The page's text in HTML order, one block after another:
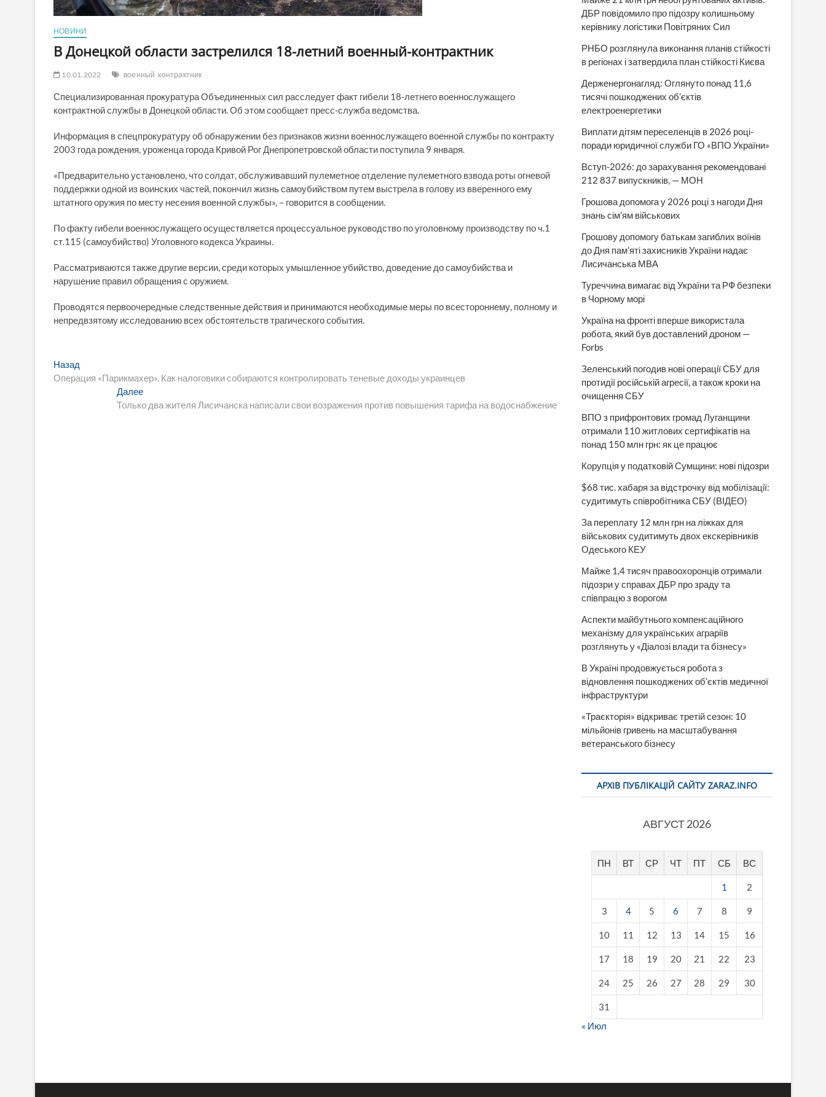
НОВИНИ
В Донецкой области застрелился 18-летний военный-контрактник
10.01.2022 военный контрактник
Специализированная прокуратура Объединенных сил расследует факт гибели 18-летнего военнослужащего
контрактной службы в Донецкой области. Об этом сообщает пресс-служба ведомства.
Информация в спецпрокуратуру об обнаружении без признаков жизни военнослужащего военной службы по контракту
2003 года рождения, уроженца города Кривой Рог Днепропетровской области поступила 9 января.
«Предварительно установлено, что солдат, обслуживавший пулеметное отделение пулеметного взвода роты огневой
поддержки одной из воинских частей, покончил жизнь самоубийством путем выстрела в голову из вверенного ему
штатного оружия по месту несения военной службы», – говорится в сообщении.
По факту гибели военнослужащего осуществляется процессуальное руководство по уголовному производству по ч.1
ст.115 (самоубийство) Уголовного кодекса Украины.
Рассматриваются также другие версии, среди которых умышленное убийство, доведение до самоубийства и
нарушение правил обращения с оружием.
Проводятся первоочередные следственные действия и принимаются необходимые меры по всестороннему, полному и
непредвзятому исследованию всех обстоятельств трагического события.
Навигация
по
записям
Назад
запись:
Операция «Парикмахер». Как налоговики собираются контролировать теневые доходы украинцев
ДалееСледующая
запись:
Только два жителя Лисичанска написали свои возражения против повышения тарифа на водоснабжение
ДБР повідомило про підозру колишньому
керівнику логістики Повітряних Сил
РНБО розглянула виконання планів стійкості
в регіонах і затвердила план стійкості Києва
Держенергонагляд: Оглянуто понад 11,6
тисячі пошкоджених об’єктів
електроенергетики
Виплати дітям переселенців в 2026 році-
поради юридичної служби ГО «ВПО України»
Вступ-2026: до зарахування рекомендовані
212 837 випускників, — МОН
Грошова допомога у 2026 році з нагоди Дня
знань сім’ям військових
Грошову допомогу батькам загиблих воїнів
до Дня пам’яті захисників України надає
Лисичанська МВА
Туреччина вимагає від України та РФ безпеки
в Чорному морі
Україна на фронті вперше використала
робота, який був доставлений дроном —
Forbs
Зеленський погодив нові операції СБУ для
протидії російській агресії, а також кроки на
очищення СБУ
ВПО з прифронтових громад Луганщини
отримали 110 житлових сертифікатів на
понад 150 млн грн: як це працює
Корупція у податковій Сумщини: нові підозри
$68 тис. хабаря за відстрочку від мобілізації:
судитимуть співробітника СБУ (ВІДЕО)
За переплату 12 млн грн на ліжках для
військових судитимуть двох екскерівників
Одеського КЕУ
Майже 1,4 тисяч правоохоронців отримали
підозри у справах ДБР про зраду та
співпрацю з ворогом
Аспекти майбутнього компенсаційного
механізму для українських аграріїв
розглянуть у «Діалозі влади та бізнесу»
В Україні продовжується робота з
відновлення пошкоджених об’єктів медичної
інфраструктури
«Траєкторія» відкриває третій сезон: 10
мільйонів гривень на масштабування
ветеранського бізнесу
АРХІВ ПУБЛІКАЦІЙ САЙТУ ZARAZ.INFO
АВГУСТ 2026
ПН ВТ СР ЧТ ПТ СБ ВС
1 2
3 4 5 6 7 8 9
10 11 12 13 14 15 16
17 18 19 20 21 22 23
24 25 26 27 28 29 30
31
« Июл